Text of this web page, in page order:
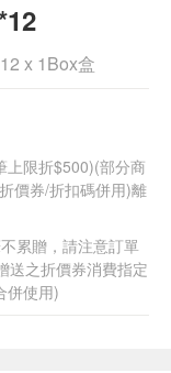
x 1Box盒
上限折$500)(部分商
價券/折扣碼併用)離
累贈，請注意訂單
送之折價券消費指定
併使用)